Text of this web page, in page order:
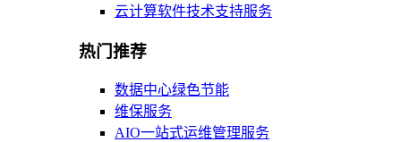
云计算软件技术支持服务
热门推荐
数据中心绿色节能
维保服务
AIO一站式运维管理服务